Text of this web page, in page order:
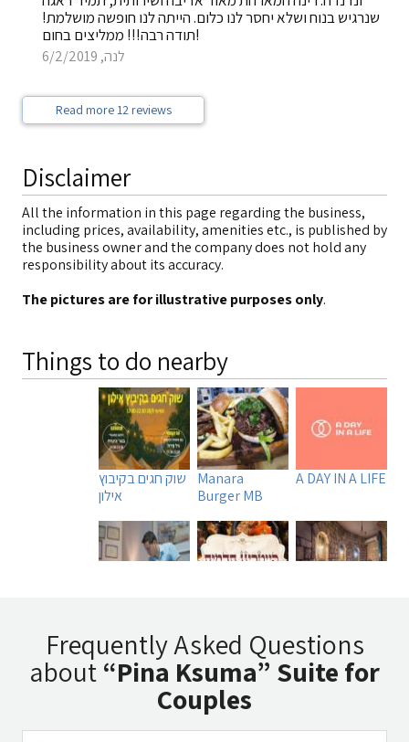
שנרגיש בנוח ושלא יחסר לנו כלום. הייתה לנו חופשה מושלמת!
תודה רבה!!! ממליצים בחום!
לנה, 6/2/2019
Read more 12 reviews
Disclaimer
All the information in this page regarding the business,
including prices, availability, amenities etc., is published by
the business owner and the company does not hold any
responsibility about its accuracy.
The pictures are for illustrative purposes only.
Things to do nearby
A DAY IN A LIFE
Manara
Burger MB
שוק חגים בקיבוץ
אילון
SPA
Medicine
Frequently Asked Questions
about “Pina Ksuma” Suite for
Couples